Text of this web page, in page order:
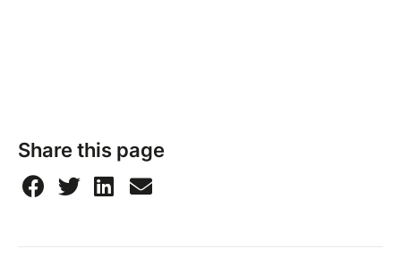
Share this page